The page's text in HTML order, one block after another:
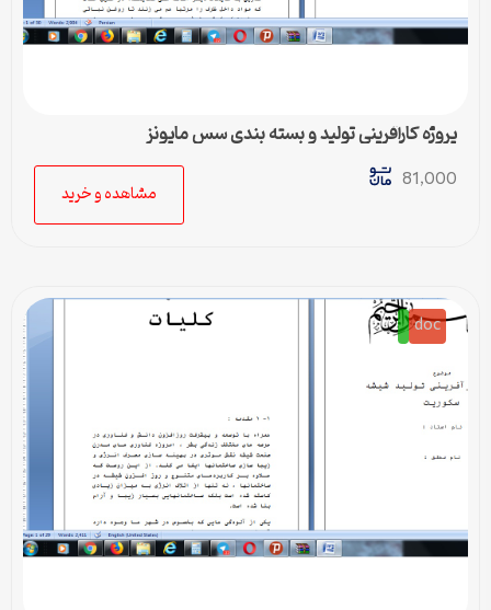
پروژه کارآفرینی تولید و بسته بندی سس مایونز
81,000
مشاهده و خرید
doc